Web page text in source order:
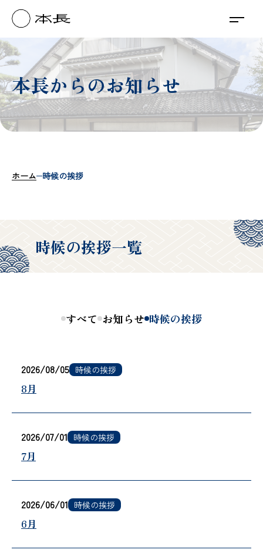
本長からのお知らせ
ホーム 時候の挨拶
時候の挨拶一覧
すべて お知らせ 時候の挨拶
2026/08/05 時候の挨拶
8月
2026/07/01 時候の挨拶
7月
2026/06/01 時候の挨拶
6月